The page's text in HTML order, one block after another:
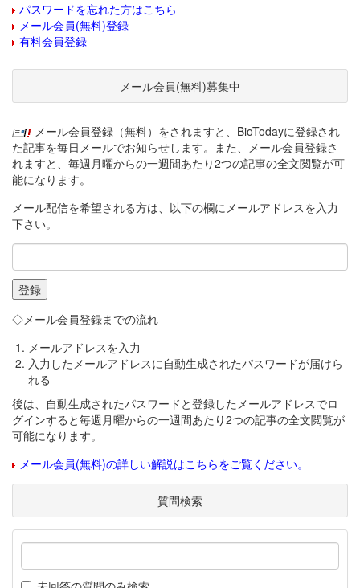
パスワードを忘れた方はこちら
メール会員(無料)登録
有料会員登録
メール会員(無料)募集中
メール会員登録（無料）をされますと、BioTodayに登録され
た記事を毎日メールでお知らせします。また、メール会員登録さ
れますと、毎週月曜からの一週間あたり2つの記事の全文閲覧が可
能になります。
メール配信を希望される方は、以下の欄にメールアドレスを入力
下さい。
◇メール会員登録までの流れ
メールアドレスを入力
入力したメールアドレスに自動生成されたパスワードが届けら
れる
後は、自動生成されたパスワードと登録したメールアドレスでロ
グインすると毎週月曜からの一週間あたり2つの記事の全文閲覧が
可能になります。
メール会員(無料)の詳しい解説はこちらをご覧ください。
質問検索